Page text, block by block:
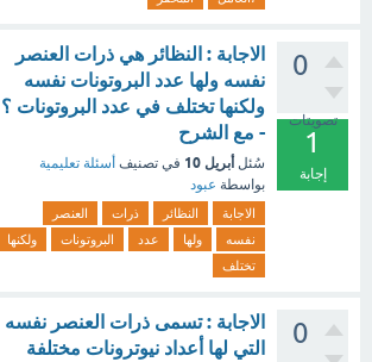
0
تصويتات
1
إجابة
الاجابة : النظائر هي ذرات العنصر
نفسه ولها عدد البروتونات نفسه
ولكنها تختلف في عدد البروتونات ؟
- مع الشرح
سُئل أبريل 10 في تصنيف أسئلة تعليمية
بواسطة عبود
الاجابة النظائر ذرات
العنصر
نفسه
ولها عدد البروتونات
ولكنها
تختلف
0
الاجابة : تسمى ذرات العنصر نفسه
التي لها أعداد نيوترونات مختلفة